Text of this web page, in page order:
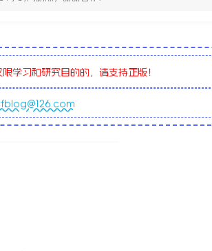
学习和研究目的的，请支持正版！